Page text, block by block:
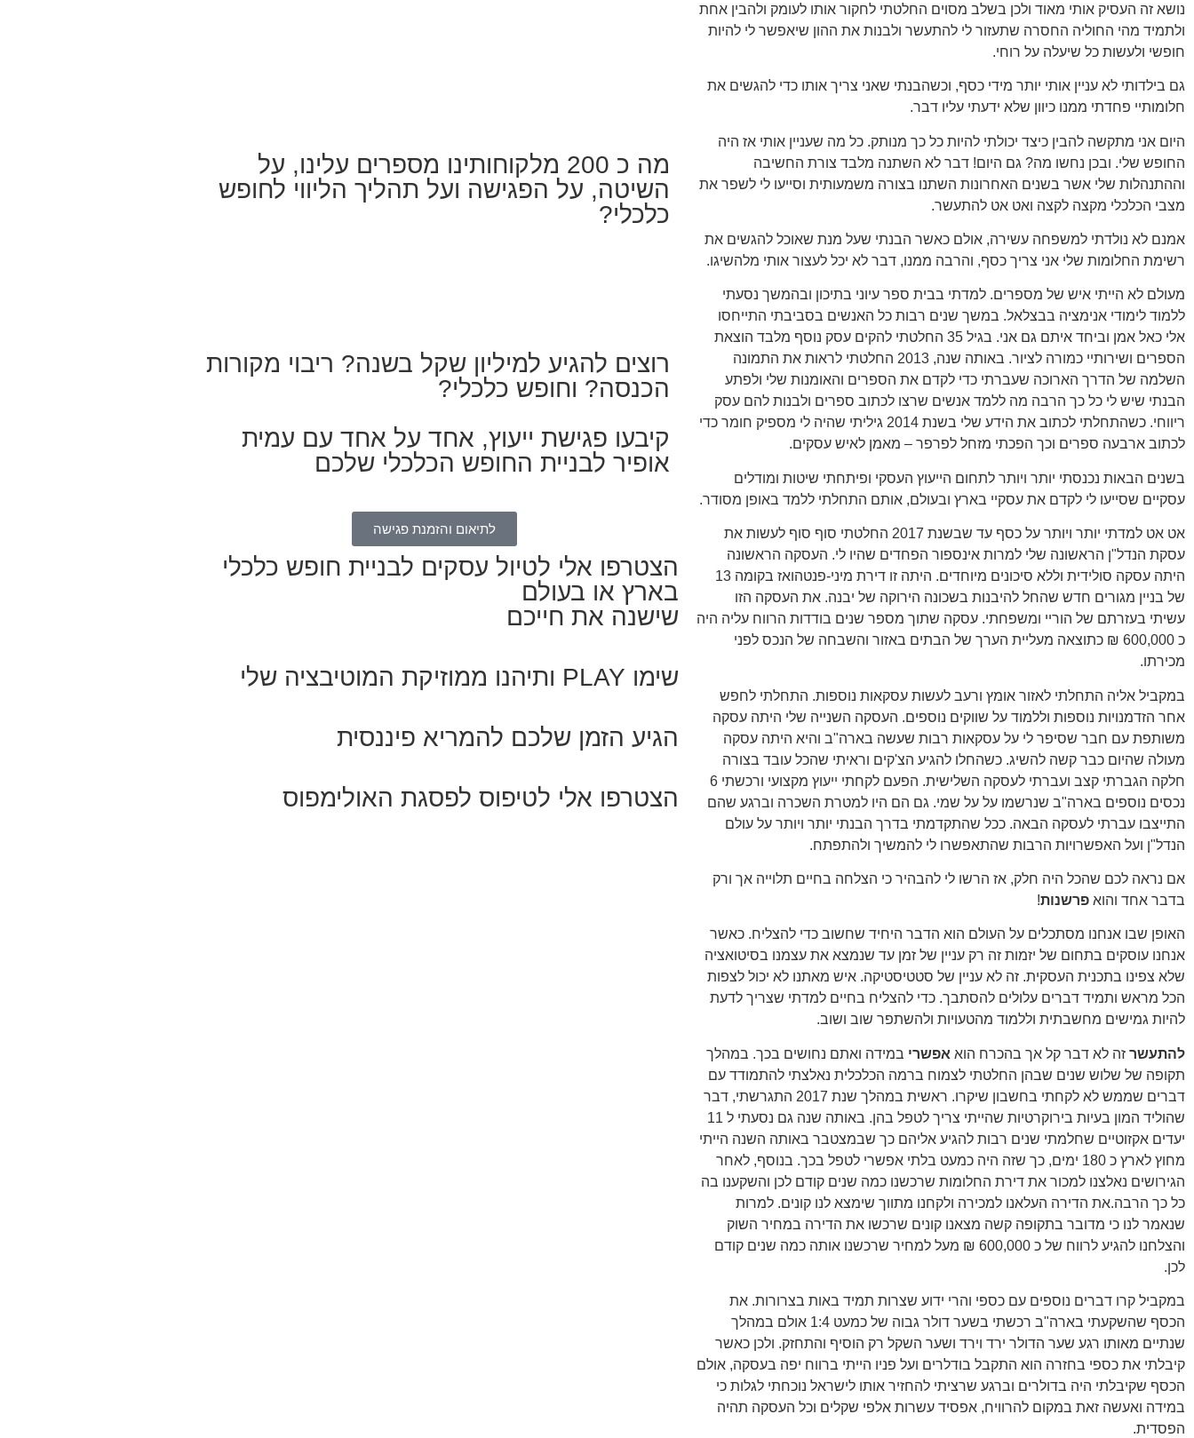
נושא זה העסיק אותי מאוד ולכן בשלב מסוים החלטתי לחקור אותו לעומק ולהבין אחת
ולתמיד מהי החוליה החסרה שתעזור לי להתעשר ולבנות את ההון שיאפשר לי להיות
חופשי ולעשות כל שיעלה על רוחי.
גם בילדותי לא עניין אותי יותר מידי כסף, וכשהבנתי שאני צריך אותו כדי להגשים את
חלומותיי פחדתי ממנו כיוון שלא ידעתי עליו דבר.
היום אני מתקשה להבין כיצד יכולתי להיות כל כך מנותק. כל מה שעניין אותי אז היה
החופש שלי. ובכן נחשו מה? גם היום! דבר לא השתנה מלבד צורת החשיבה
וההתנהלות שלי אשר בשנים האחרונות השתנו בצורה משמעותית וסייעו לי לשפר את
מצבי הכלכלי מקצה לקצה ואט אט להתעשר.
אמנם לא נולדתי למשפחה עשירה, אולם כאשר הבנתי שעל מנת שאוכל להגשים את
רשימת החלומות שלי אני צריך כסף, והרבה ממנו, דבר לא יכל לעצור אותי מלהשיגו.
מעולם לא הייתי איש של מספרים. למדתי בבית ספר עיוני בתיכון ובהמשך נסעתי
ללמוד לימודי אנימציה בבצלאל. במשך שנים רבות כל האנשים בסביבתי התייחסו
אלי כאל אמן וביחד איתם גם אני. בגיל 35 החלטתי להקים עסק נוסף מלבד הוצאת
הספרים ושירותיי כמורה לציור. באותה שנה, 2013 החלטתי לראות את התמונה
השלמה של הדרך הארוכה שעברתי כדי לקדם את הספרים והאומנות שלי ולפתע
הבנתי שיש לי כל כך הרבה מה ללמד אנשים שרצו לכתוב ספרים ולבנות להם עסק
ריווחי. כשהתחלתי לכתוב את הידע שלי בשנת 2014 גיליתי שהיה לי מספיק חומר כדי
לכתוב ארבעה ספרים וכך הפכתי מזחל לפרפר – מאמן לאיש עסקים.
בשנים הבאות נכנסתי יותר ויותר לתחום הייעוץ העסקי ופיתחתי שיטות ומודלים
עסקיים שסייעו לי לקדם את עסקיי בארץ ובעולם, אותם התחלתי ללמד באופן מסודר.
אט אט למדתי יותר ויותר על כסף עד שבשנת 2017 החלטתי סוף סוף לעשות את
עסקת הנדל"ן הראשונה שלי למרות אינספור הפחדים שהיו לי. העסקה הראשונה
היתה עסקה סולידית וללא סיכונים מיוחדים. היתה זו דירת מיני-פנטהואז בקומה 13
של בניין מגורים חדש שהחל להיבנות בשכונה הירוקה של יבנה. את העסקה הזו
עשיתי בעזרתם של הוריי ומשפחתי. עסקה שתוך מספר שנים בודדות הרווח עליה היה
כ 600,000 ₪ כתוצאה מעליית הערך של הבתים באזור והשבחה של הנכס לפני
מכירתו.
במקביל אליה התחלתי לאזור אומץ ורעב לעשות עסקאות נוספות. התחלתי לחפש
אחר הזדמנויות נוספות וללמוד על שווקים נוספים. העסקה השנייה שלי היתה עסקה
משותפת עם חבר שסיפר לי על עסקאות רבות שעשה בארה"ב והיא היתה עסקה
מעולה שהיום כבר קשה להשיג. כשהחלו להגיע הצ'קים וראיתי שהכל עובד בצורה
חלקה הגברתי קצב ועברתי לעסקה השלישית. הפעם לקחתי ייעוץ מקצועי ורכשתי 6
נכסים נוספים בארה"ב שנרשמו על על שמי. גם הם היו למטרת השכרה וברגע שהם
התייצבו עברתי לעסקה הבאה. ככל שהתקדמתי בדרך הבנתי יותר ויותר על עולם
הנדל"ן ועל האפשרויות הרבות שהתאפשרו לי להמשיך ולהתפתח.
אם נראה לכם שהכל היה חלק, אז הרשו לי להבהיר כי הצלחה בחיים תלוייה אך ורק
בדבר אחד והוא פרשנות!
האופן שבו אנחנו מסתכלים על העולם הוא הדבר היחיד שחשוב כדי להצליח. כאשר
אנחנו עוסקים בתחום של יזמות זה רק עניין של זמן עד שנמצא את עצמנו בסיטואציה
שלא צפינו בתכנית העסקית. זה לא עניין של סטטיסטיקה. איש מאתנו לא יכול לצפות
הכל מראש ותמיד דברים עלולים להסתבך. כדי להצליח בחיים למדתי שצריך לדעת
להיות גמישים מחשבתית וללמוד מהטעויות ולהשתפר שוב ושוב.
להתעשר זה לא דבר קל אך בהכרח הוא אפשרי במידה ואתם נחושים בכך. במהלך
תקופה של שלוש שנים שבהן החלטתי לצמוח ברמה הכלכלית נאלצתי להתמודד עם
דברים שממש לא לקחתי בחשבון שיקרו. ראשית במהלך שנת 2017 התגרשתי, דבר
שהוליד המון בעיות בירוקרטיות שהייתי צריך לטפל בהן. באותה שנה גם נסעתי ל 11
יעדים אקזוטיים שחלמתי שנים רבות להגיע אליהם כך שבמצטבר באותה השנה הייתי
מחוץ לארץ כ 180 ימים, כך שזה היה כמעט בלתי אפשרי לטפל בכך. בנוסף, לאחר
הגירושים נאלצנו למכור את דירת החלומות שרכשנו כמה שנים קודם לכן והשקענו בה
כל כך הרבה.את הדירה העלאנו למכירה ולקחנו מתווך שימצא לנו קונים. למרות
שנאמר לנו כי מדובר בתקופה קשה מצאנו קונים שרכשו את הדירה במחיר השוק
והצלחנו להגיע לרווח של כ 600,000 ₪ מעל למחיר שרכשנו אותה כמה שנים קודם
לכן.
במקביל קרו דברים נוספים עם כספי והרי ידוע שצרות תמיד באות בצרורות. את
הכסף שהשקעתי בארה"ב רכשתי בשער דולר גבוה של כמעט 1:4 אולם במהלך
שנתיים מאותו רגע שער הדולר ירד וירד ושער השקל רק הוסיף והתחזק. ולכן כאשר
קיבלתי את כספי בחזרה הוא התקבל בודלרים ועל פניו הייתי ברווח יפה בעסקה, אולם
הכסף שקיבלתי היה בדולרים וברגע שרציתי להחזיר אותו לישראל נוכחתי לגלות כי
במידה ואעשה זאת במקום להרוויח, אפסיד עשרות אלפי שקלים וכל העסקה תהיה
הפסדית.
מה כ 200 מלקוחותינו מספרים עלינו, על
השיטה, על הפגישה ועל תהליך הליווי לחופש
כלכלי?
רוצים להגיע למיליון שקל בשנה? ריבוי מקורות
הכנסה? וחופש כלכלי?
קיבעו פגישת ייעוץ, אחד על אחד עם עמית
אופיר לבניית החופש הכלכלי שלכם
לתיאום והזמנת פגישה
הצטרפו אלי לטיול עסקים לבניית חופש כלכלי
בארץ או בעולם
שישנה את חייכם
שימו PLAY ותיהנו ממוזיקת המוטיבציה שלי
הגיע הזמן שלכם להמריא פיננסית
הצטרפו אלי לטיפוס לפסגת האולימפוס